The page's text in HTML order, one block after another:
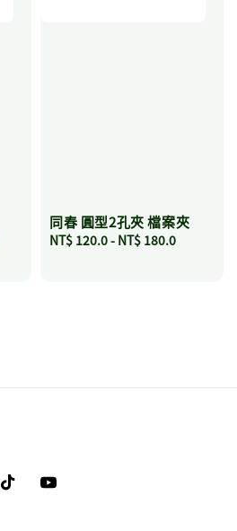
同春 圓型2孔夾 檔案夾
Regular
NT$ 120.0- NT$ 180.0